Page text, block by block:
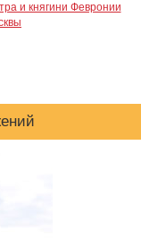
и княгини Февронии